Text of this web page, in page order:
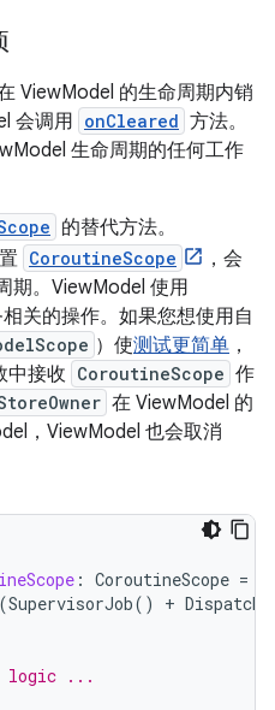
ViewModel 的生命周期内销
会调用 onCleared 方法。
生命周期的任何工作
的替代方法。
CoroutineScope
，会
期。ViewModel 使用
关的操作。如果您想使用自
）使测试更简单 ，
中接收 CoroutineScope 作
在 ViewModel 的
，ViewModel 也会取消
: CoroutineScope =
(SupervisorJob() +
logic ...